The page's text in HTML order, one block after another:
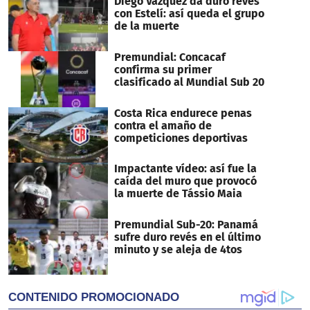
seconds
con Estelí: así queda el grupo
de la muerte
Premundial: Concacaf
confirma su primer
clasificado al Mundial Sub 20
Costa Rica endurece penas
contra el amaño de
competiciones deportivas
Impactante vídeo: así fue la
caída del muro que provocó
la muerte de Tássio Maia
Premundial Sub-20: Panamá
sufre duro revés en el último
minuto y se aleja de 4tos